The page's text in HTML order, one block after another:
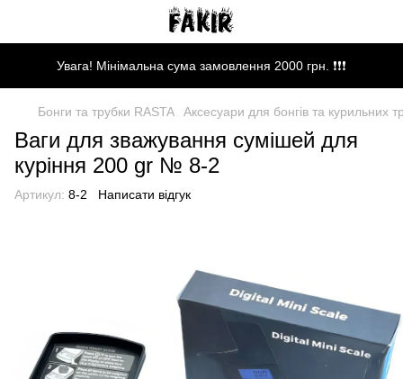
Увага! Мінімальна сума замовлення 2000 грн. ❗❗❗
Бонги та трубки RASTA Аксесуари для бонгів та курильних
Ваги для зважування сумішей для
куріння 200 gr № 8-2
Артикул: 8-2 Написати відгук